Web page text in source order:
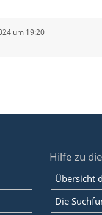
um 19:20
Hilfe zu
Übersicht
Die